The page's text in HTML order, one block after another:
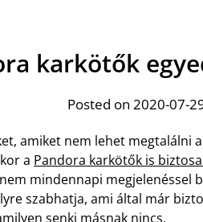
karkötők
Posted on 2020-07-
amiket nem lehet megtalálni
a Pandora karkötők is
mindennapi megjelenéssel
szabhatja, ami által már
senki másnak nincs.